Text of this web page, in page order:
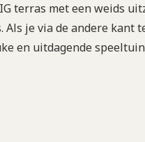
terras met een weids
je via de andere kant
en uitdagende